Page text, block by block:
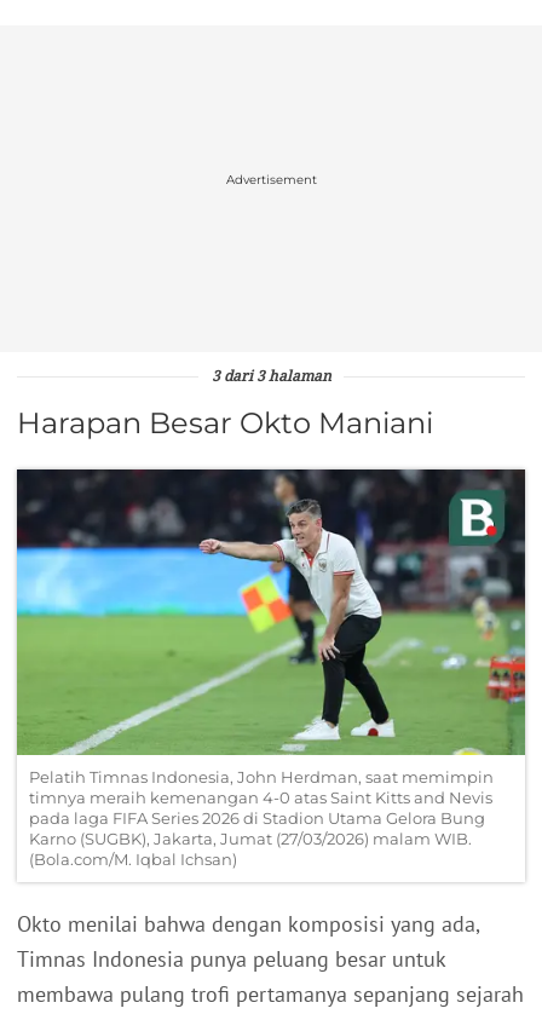
Advertisement
3 dari 3 halaman
Harapan Besar Okto Maniani
Pelatih Timnas Indonesia, John Herdman, saat memimpin
timnya meraih kemenangan 4-0 atas Saint Kitts and Nevis
pada laga FIFA Series 2026 di Stadion Utama Gelora Bung
Karno (SUGBK), Jakarta, Jumat (27/03/2026) malam WIB.
(Bola.com/M. Iqbal Ichsan)
Okto menilai bahwa dengan komposisi yang ada,
Timnas Indonesia punya peluang besar untuk
membawa pulang trofi pertamanya sepanjang sejarah